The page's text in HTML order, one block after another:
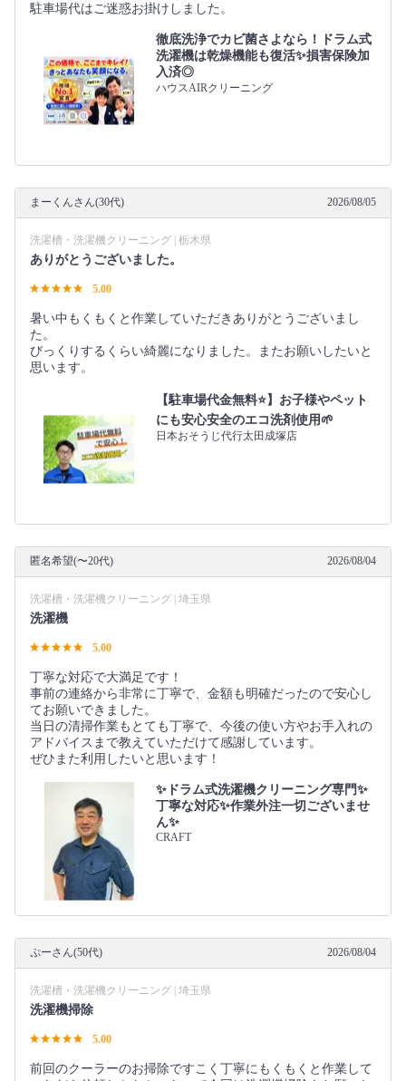
駐車場代はご迷惑お掛けしました。
徹底洗浄でカビ菌さよなら！ドラム式
洗濯機は乾燥機能も復活✨損害保険加
入済◎
ハウスAIRクリーニング
まーくんさん(30代) 2026/08/05
洗濯槽・洗濯機クリーニング | 栃木県
ありがとうございました。
5.00
暑い中もくもくと作業していただきありがとうございまし
た。
びっくりするくらい綺麗になりました。またお願いしたいと
思います。
【駐車場代金無料⭐️】お子様やペット
にも安心安全のエコ洗剤使用🌱
日本おそうじ代行太田成塚店
匿名希望(〜20代) 2026/08/04
洗濯槽・洗濯機クリーニング | 埼玉県
洗濯機
5.00
丁寧な対応で大満足です！
事前の連絡から非常に丁寧で、金額も明確だったので安心し
てお願いできました。
当日の清掃作業もとても丁寧で、今後の使い方やお手入れの
アドバイスまで教えていただけて感謝しています。
ぜひまた利用したいと思います！
✨ドラム式洗濯機クリーニング専門✨
丁寧な対応✨作業外注一切ございませ
ん✨
CRAFT
ぷーさん(50代) 2026/08/04
洗濯槽・洗濯機クリーニング | 埼玉県
洗濯機掃除
5.00
前回のクーラーのお掃除ですこく丁寧にもくもくと作業して